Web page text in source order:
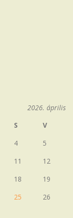
2026. április
S
V
4
5
11
12
18
19
25
26